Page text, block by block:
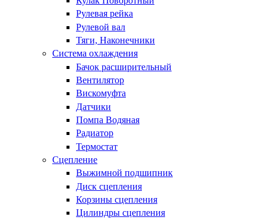
Рулевая рейка
Рулевой вал
Тяги, Наконечники
Система охлаждения
Бачок расширительный
Вентилятор
Вискомуфта
Датчики
Помпа Водяная
Радиатор
Термостат
Сцепление
Выжимной подшипник
Диск сцепления
Корзины сцепления
Цилиндры сцепления